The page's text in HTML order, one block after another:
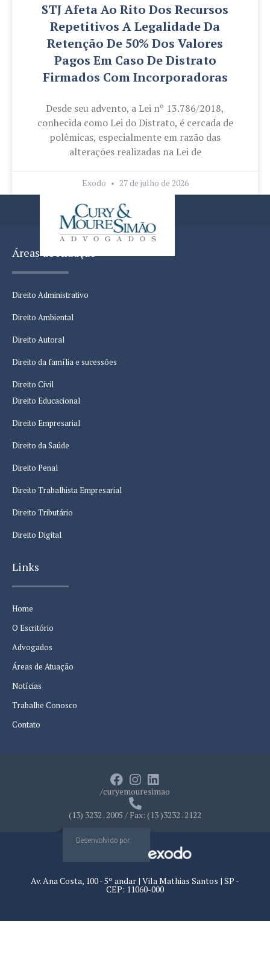
STJ Afeta Ao Rito Dos Recursos
Repetitivos A Legalidade Da
Retenção De 50% Dos Valores
Pagos Em Caso De Distrato
Firmados Com Incorporadoras
Desde seu advento, a Lei nº 13.786/2018,
conhecida como Lei do Distrato, é cercada de
polêmicas, especialmente em razão das
alterações realizadas na Lei de
Exodo 27 de julho de 2026
Áreas de Atuação
Direito Administrativo
Direito Ambiental
Direito Autoral
Direito da família e sucessões
Direito Civil
Direito Educacional
Direito Empresarial
Direito da Saúde
Direito Penal
Direito Trabalhista Empresarial
Direito Tributário
Direito Digital
Links
Home
O Escritório
Advogados
Áreas de Atuação
Notícias
Trabalhe Conosco
Contato
/curyemouresimao
(13) 3232 . 2005 / Fax: (13 )3232 . 2122
Desenvolvido por:
Av. Ana Costa, 100 - 5º andar | Vila Mathias Santos | SP -
CEP: 11060-000